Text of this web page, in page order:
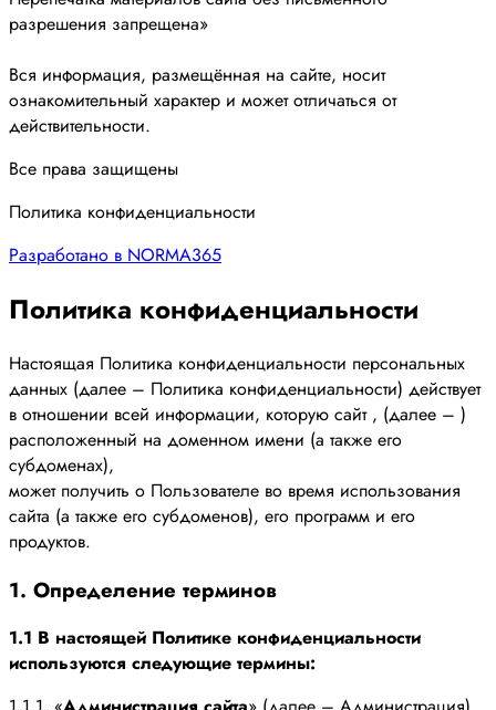
разрешения запрещена»
Вся информация, размещённая на сайте, носит
ознакомительный характер и может отличаться от
действительности.
Все права защищены
Политика конфиденциальности
Разработано в NORMA365
Политика конфиденциальности
Настоящая Политика конфиденциальности персональных
данных (далее – Политика конфиденциальности) действует
в отношении всей информации, которую сайт , (далее – )
расположенный на доменном имени (а также его
субдоменах),
может получить о Пользователе во время использования
сайта (а также его субдоменов), его программ и его
продуктов.
1. Определение терминов
1.1 В настоящей Политике конфиденциальности
используются следующие термины: